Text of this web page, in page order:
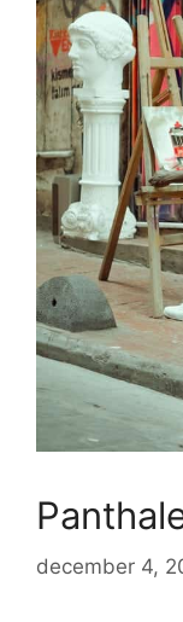
december 4,